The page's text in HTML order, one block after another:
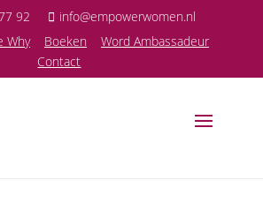
92
info@empowerwomen.nl
Why Boeken
Word Ambassadeur
Contact